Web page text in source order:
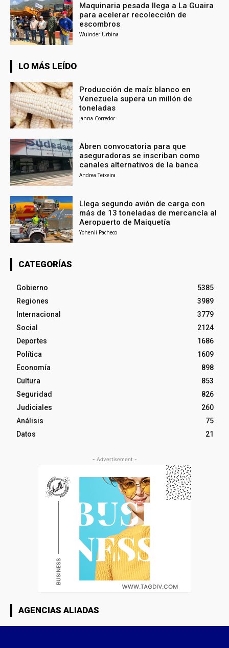
Maquinaria pesada llega a La Guaira
para acelerar recolección de
escombros
Wuinder Urbina
LO MÁS LEÍDO
Producción de maíz blanco en
Venezuela supera un millón de
toneladas
Janna Corredor
Abren convocatoria para que
aseguradoras se inscriban como
canales alternativos de la banca
Andrea Teixeira
Llega segundo avión de carga con
más de 13 toneladas de mercancía al
Aeropuerto de Maiquetía
Yohenli Pacheco
CATEGORÍAS
Gobierno
5385
Regiones
3989
Internacional
3779
Social
2124
Deportes
1686
Política
1609
Economía
898
Cultura
853
Seguridad
826
Judiciales
260
Análisis
75
Datos
21
- Advertisement -
AGENCIAS ALIADAS